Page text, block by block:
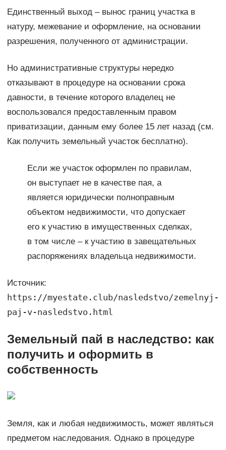
Единственный выход – вынос границ участка в
натуру, межевание и оформление, на основании
разрешения, полученного от администрации.
Но административные структуры нередко
отказывают в процедуре на основании срока
давности, в течение которого владелец не
воспользовался предоставленным правом
приватизации, данным ему более 15 лет назад (см.
Как получить земельный участок бесплатно).
Если же участок оформлен по правилам,
он выступает не в качестве пая, а
является юридически полноправным
объектом недвижимости, что допускает
его к участию в имущественных сделках,
в том числе – к участию в завещательных
распоряжениях владельца недвижимости.
Источник:
https://myestate.club/nasledstvo/zemelnyj-
paj-v-nasledstvo.html
Земельный пай в наследство: как
получить и оформить в
собственность
Земля, как и любая недвижимость, может являться
предметом наследования. Однако в процедуре